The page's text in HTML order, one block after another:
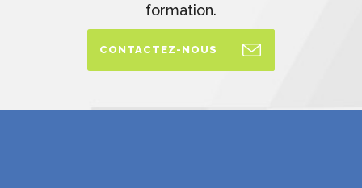
formation.
CONTACTEZ-NOUS